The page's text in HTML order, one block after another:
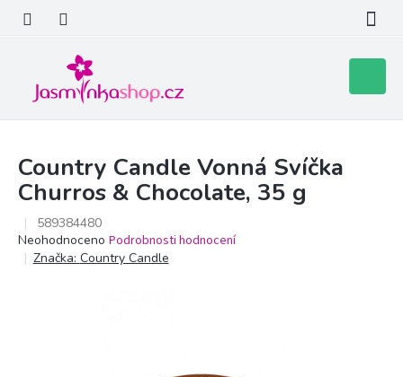
obsah
košík
Country Candle Vonná Svíčka
Churros & Chocolate, 35 g
589384480
Průměrné
hodnocení
Neohodnoceno Podrobnosti hodnocení
Značka: Country Candle